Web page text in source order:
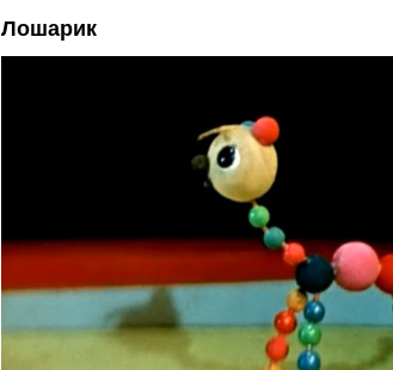
Лошарик